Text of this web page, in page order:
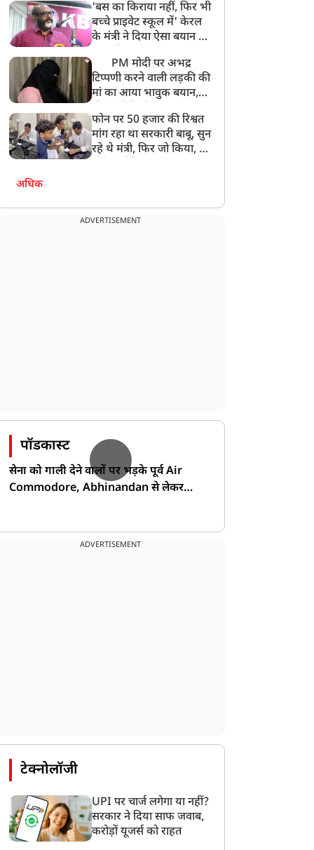
अनमोल कुछ नहीं
'बस का किराया नहीं, फिर भी
बच्चे प्राइवेट स्कूल में' केरल
के मंत्री ने दिया ऐसा बयान की
PM मोदी पर अभद्र
टिप्पणी करने वाली लड़की की
मां का आया भावुक बयान,
बेटी को गोद लें प्रधानमंत्री
फोन पर 50 हजार की रिश्वत
मांग रहा था सरकारी बाबू, सुन
रहे थे मंत्री, फिर जो किया, वो
अधिक
ADVERTISEMENT
पॉडकास्ट
सेना को गाली देने वालों पर भड़के पूर्व Air
Commodore, Abhinandan से लेकर
ADVERTISEMENT
टेक्नोलॉजी
UPI पर चार्ज लगेगा या नहीं?
सरकार ने दिया साफ जवाब,
करोड़ों यूजर्स को राहत